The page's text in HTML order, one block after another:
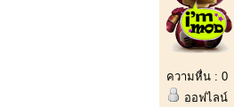
ความหื่น : 0
ออฟไลน์